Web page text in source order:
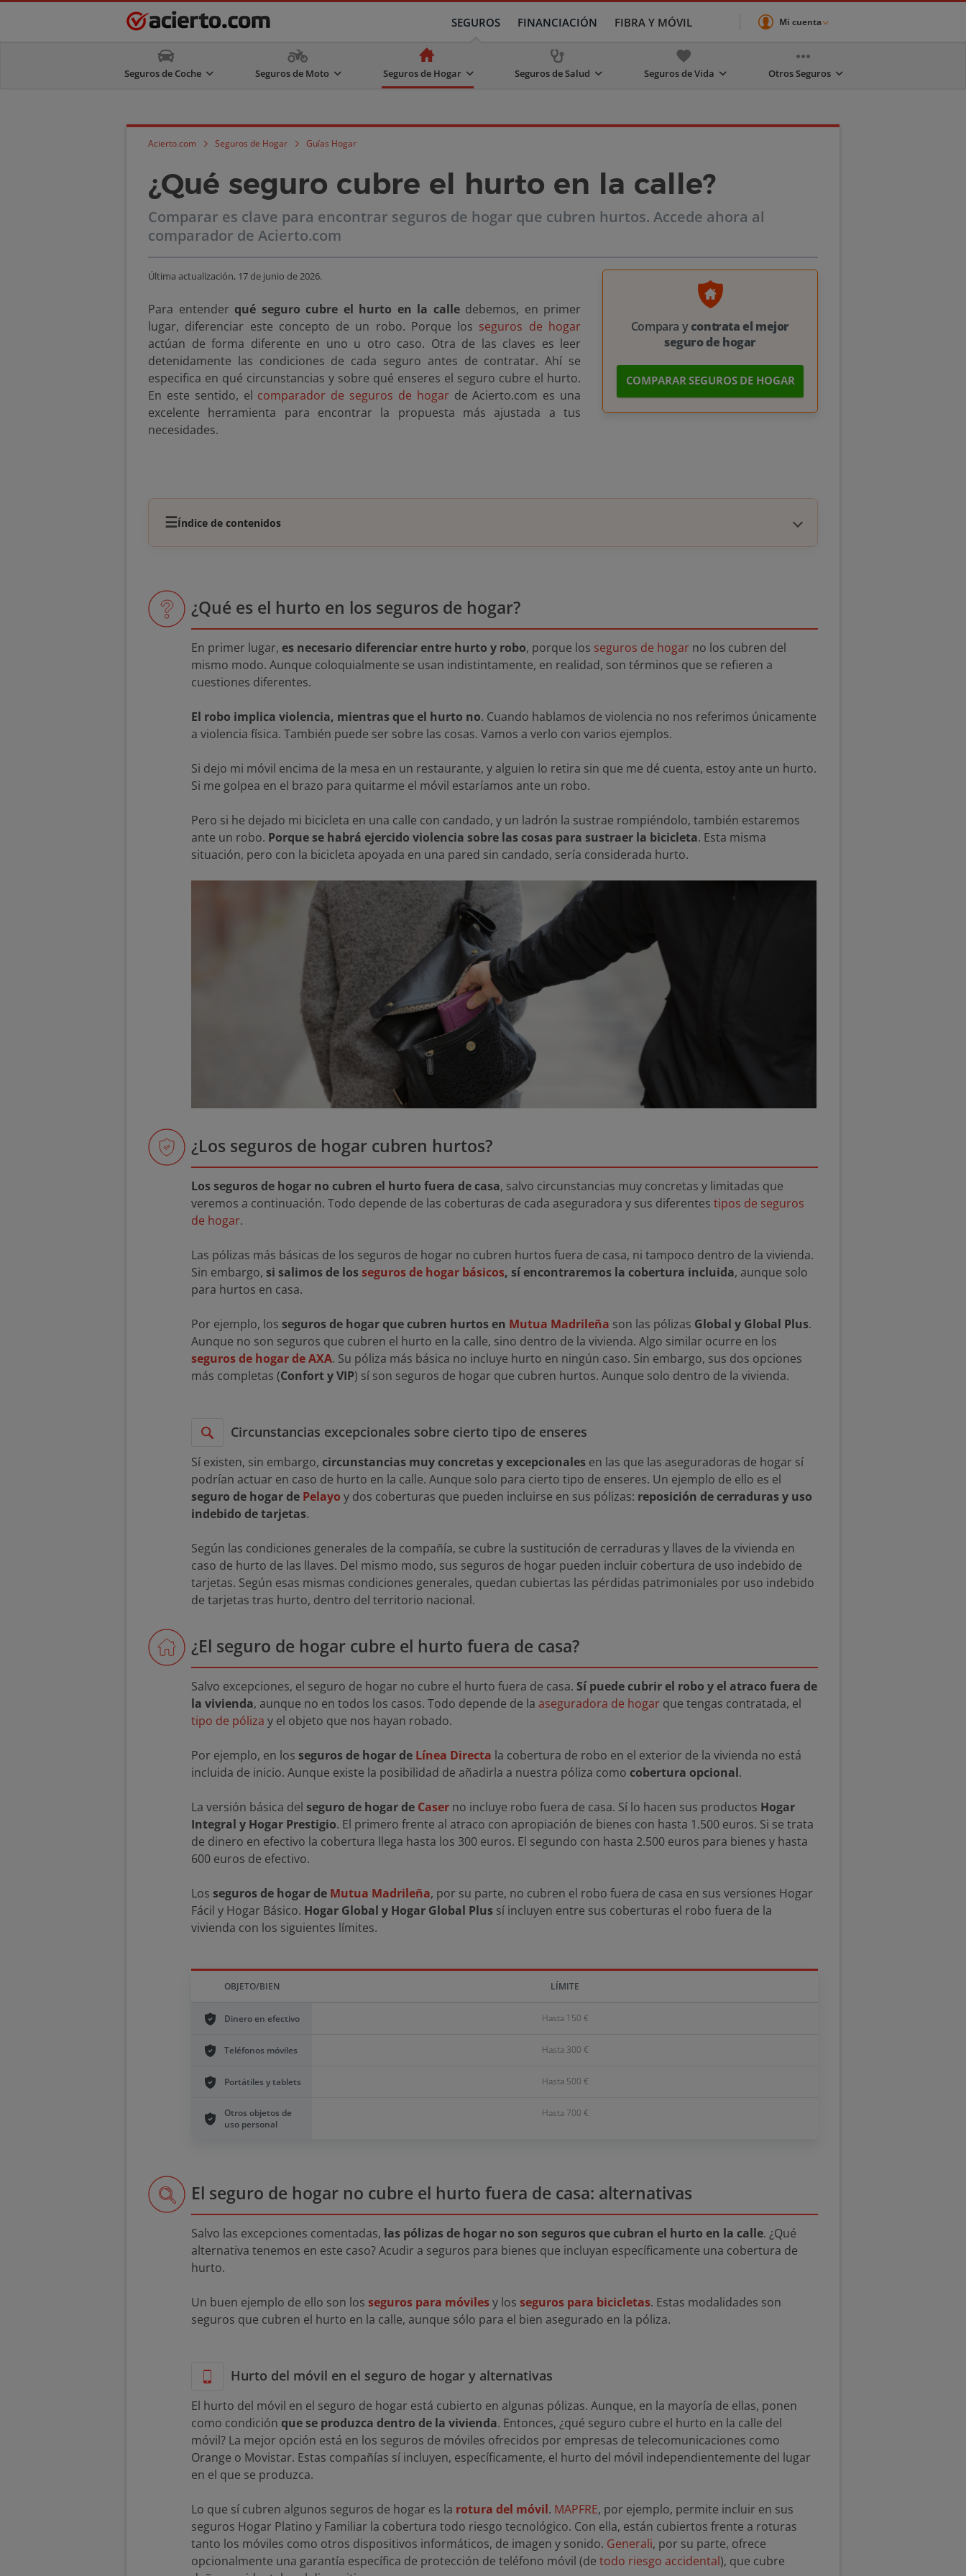
SEGUROS FINANCIACIÓN FIBRA Y MÓVIL Mi cuenta
Seguros de Coche Seguros de Moto Seguros de Hogar Seguros de Salud Seguros de Vida Otros Seguros
Acierto.com Seguros de Hogar Guías Hogar
¿Qué seguro cubre el hurto en la calle?
Comparar es clave para encontrar seguros de hogar que cubren hurtos. Accede ahora al
comparador de Acierto.com
Compara ycontrata el mejor
seguro de hogar
COMPARAR SEGUROS DE HOGAR
Última actualización, 17 de junio de 2026.
Para entender qué seguro cubre el hurto en la calledebemos, en primer
lugar, diferenciar este concepto de un robo. Porque los seguros de hogar
actúan de forma diferente en uno u otro caso. Otra de las claves es leer
detenidamente las condiciones de cada seguro antes de contratar. Ahí se
especifica en qué circunstancias y sobre qué enseres el seguro cubre el hurto.
En este sentido, el comparador de seguros de hogarde Acierto.com es una
excelente herramienta para encontrar la propuesta más ajustada a tus
necesidades.
☰Índice de contenidos
¿Qué es el hurto en los seguros de hogar?
En primer lugar, es necesario diferenciar entre hurto y robo, porque los seguros de hogar no los cubren del
mismo modo. Aunque coloquialmente se usan indistintamente, en realidad, son términos que se refieren a
cuestiones diferentes.
El robo implica violencia, mientras que el hurto no. Cuando hablamos de violencia no nos referimos únicamente
a violencia física. También puede ser sobre las cosas. Vamos a verlo con varios ejemplos.
Si dejo mi móvil encima de la mesa en un restaurante, y alguien lo retira sin que me dé cuenta, estoy ante un hurto.
Si me golpea en el brazo para quitarme el móvil estaríamos ante un robo.
Pero si he dejado mi bicicleta en una calle con candado, y un ladrón la sustrae rompiéndolo, también estaremos
ante un robo. Porque se habrá ejercido violencia sobre las cosas para sustraer la bicicleta. Esta misma
situación, pero con la bicicleta apoyada en una pared sin candado, sería considerada hurto.
¿Los seguros de hogar cubren hurtos?
Los seguros de hogar no cubren el hurto fuera de casa, salvo circunstancias muy concretas y limitadas que
veremos a continuación. Todo depende de las coberturas de cada aseguradora y sus diferentes tipos de seguros
de hogar.
Las pólizas más básicas de los seguros de hogar no cubren hurtos fuera de casa, ni tampoco dentro de la vivienda.
Sin embargo, si salimos de losseguros de hogar básicos, sí encontraremos la cobertura incluida, aunque solo
para hurtos en casa.
Por ejemplo, los seguros de hogar que cubren hurtos en Mutua Madrileña son las pólizas Global y Global Plus.
Aunque no son seguros que cubren el hurto en la calle, sino dentro de la vivienda. Algo similar ocurre en los
seguros de hogar de AXA. Su póliza más básica no incluye hurto en ningún caso. Sin embargo, sus dos opciones
más completas (Confort y VIP) sí son seguros de hogar que cubren hurtos. Aunque solo dentro de la vivienda.
Circunstancias excepcionales sobre cierto tipo de enseres
Sí existen, sin embargo, circunstancias muy concretas y excepcionales en las que las aseguradoras de hogar sí
podrían actuar en caso de hurto en la calle. Aunque solo para cierto tipo de enseres. Un ejemplo de ello es el
seguro de hogar de Pelayo y dos coberturas que pueden incluirse en sus pólizas: reposición de cerraduras y uso
indebido de tarjetas.
Según las condiciones generales de la compañía, se cubre la sustitución de cerraduras y llaves de la vivienda en
caso de hurto de las llaves. Del mismo modo, sus seguros de hogar pueden incluir cobertura de uso indebido de
tarjetas. Según esas mismas condiciones generales, quedan cubiertas las pérdidas patrimoniales por uso indebido
de tarjetas tras hurto, dentro del territorio nacional.
¿El seguro de hogar cubre el hurto fuera de casa?
Salvo excepciones, el seguro de hogar no cubre el hurto fuera de casa. Sí puede cubrir el robo y el atraco fuera de
la vivienda, aunque no en todos los casos. Todo depende de la aseguradora de hogar que tengas contratada, el
tipo de póliza y el objeto que nos hayan robado.
Por ejemplo, en los seguros de hogar de Línea Directa la cobertura de robo en el exterior de la vivienda no está
incluida de inicio. Aunque existe la posibilidad de añadirla a nuestra póliza como cobertura opcional.
La versión básica del seguro de hogar de Caser no incluye robo fuera de casa. Sí lo hacen sus productos Hogar
Integral y Hogar Prestigio. El primero frente al atraco con apropiación de bienes con hasta 1.500 euros. Si se trata
de dinero en efectivo la cobertura llega hasta los 300 euros. El segundo con hasta 2.500 euros para bienes y hasta
600 euros de efectivo.
Los seguros de hogar de Mutua Madrileña, por su parte, no cubren el robo fuera de casa en sus versiones Hogar
Fácil y Hogar Básico. Hogar Global y Hogar Global Plus sí incluyen entre sus coberturas el robo fuera de la
vivienda con los siguientes límites.
OBJETO/BIEN LÍMITE
Dinero en efectivo Hasta 150 €
Teléfonos móviles Hasta 300 €
Portátiles y tablets Hasta 500 €
Otros objetos de
uso personal
Hasta 700 €
El seguro de hogar no cubre el hurto fuera de casa: alternativas
Salvo las excepciones comentadas, las pólizas de hogar no son seguros que cubran el hurto en la calle. ¿Qué
alternativa tenemos en este caso? Acudir a seguros para bienes que incluyan específicamente una cobertura de
hurto.
Un buen ejemplo de ello son los seguros para móvilesy los seguros para bicicletas. Estas modalidades son
seguros que cubren el hurto en la calle, aunque sólo para el bien asegurado en la póliza.
Hurto del móvil en el seguro de hogar y alternativas
El hurto del móvil en el seguro de hogar está cubierto en algunas pólizas. Aunque, en la mayoría de ellas, ponen
como condición que se produzca dentro de la vivienda. Entonces, ¿qué seguro cubre el hurto en la calle del
móvil? La mejor opción está en los seguros de móviles ofrecidos por empresas de telecomunicaciones como
Orange o Movistar. Estas compañías sí incluyen, específicamente, el hurto del móvil independientemente del lugar
en el que se produzca.
Lo que sí cubren algunos seguros de hogar es la rotura del móvil. MAPFRE, por ejemplo, permite incluir en sus
seguros Hogar Platino y Familiar la cobertura todo riesgo tecnológico. Con ella, están cubiertos frente a roturas
tanto los móviles como otros dispositivos informáticos, de imagen y sonido. Generali, por su parte, ofrece
opcionalmente una garantía específica de protección de teléfono móvil (de todo riesgo accidental), que cubre